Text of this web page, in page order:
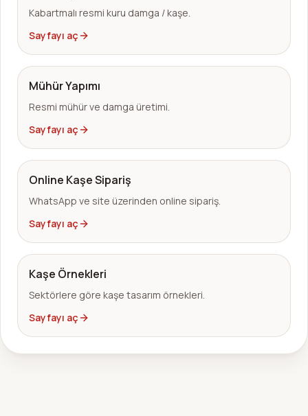
Kabartmalı resmi kuru damga / kaşe.
Sayfayı aç
Mühür Yapımı
Resmi mühür ve damga üretimi.
Sayfayı aç
Online Kaşe Sipariş
WhatsApp ve site üzerinden online sipariş.
Sayfayı aç
Kaşe Örnekleri
Sektörlere göre kaşe tasarım örnekleri.
Sayfayı aç